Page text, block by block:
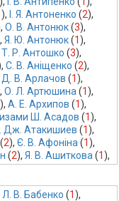
), І. Я. Антоненко (2),
О. В. Антонюк (3),
Я. Ю. Антонюк (1),
Т. Р. Антошко (3),
С. В. Аніщенко (2),
Д. В. Арлачов (1),
О. Л. Артюшина (1),
), А. Е. Архипов (1),
Ш. Асадов (1),
Дж. Атакишиев (1),
(2), Є. В. Афоніна (1),
(2), Я. В. Ашиткова (1),
Л. В. Бабенко (1),